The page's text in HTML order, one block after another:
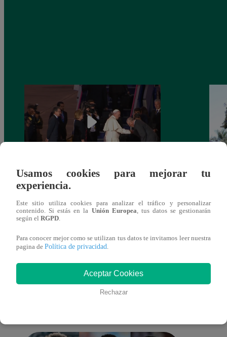
Papa Francisco: ¿por qué evitó que PPK
le besara la mano?
También te puede
interesar
Usamos cookies para mejorar tu
experiencia.
Este sitio utiliza cookies para analizar el tráfico y personalizar
contenido. Si estás en la Unión Europea , tus datos se gestionarán
según el RGPD
Para conocer mejor como se utilizan tus datos te invitamos leer nuestra
pagina de Política de privacidad
Aceptar Cookies
Rechazar